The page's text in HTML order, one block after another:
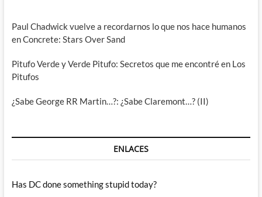
Paul Chadwick vuelve a recordarnos lo que nos hace humanos
en Concrete: Stars Over Sand
Pitufo Verde y Verde Pitufo: Secretos que me encontré en Los
Pitufos
¿Sabe George RR Martin…?: ¿Sabe Claremont…? (II)
ENLACES
Has DC done something stupid today?